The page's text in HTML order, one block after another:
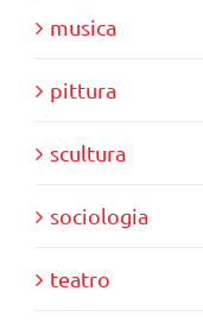
musica
pittura
scultura
sociologia
teatro